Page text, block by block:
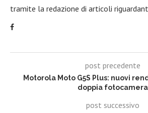
tramite la redazione di articoli
post precedente
Motorola Moto G5S Plus: nuovi
doppia fotocamera
post successivo